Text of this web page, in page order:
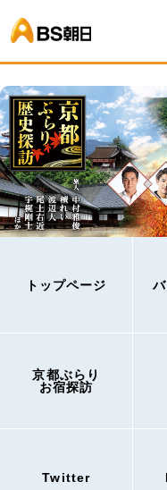
トップページ
京都ぶらり
お宿探訪
Twitter